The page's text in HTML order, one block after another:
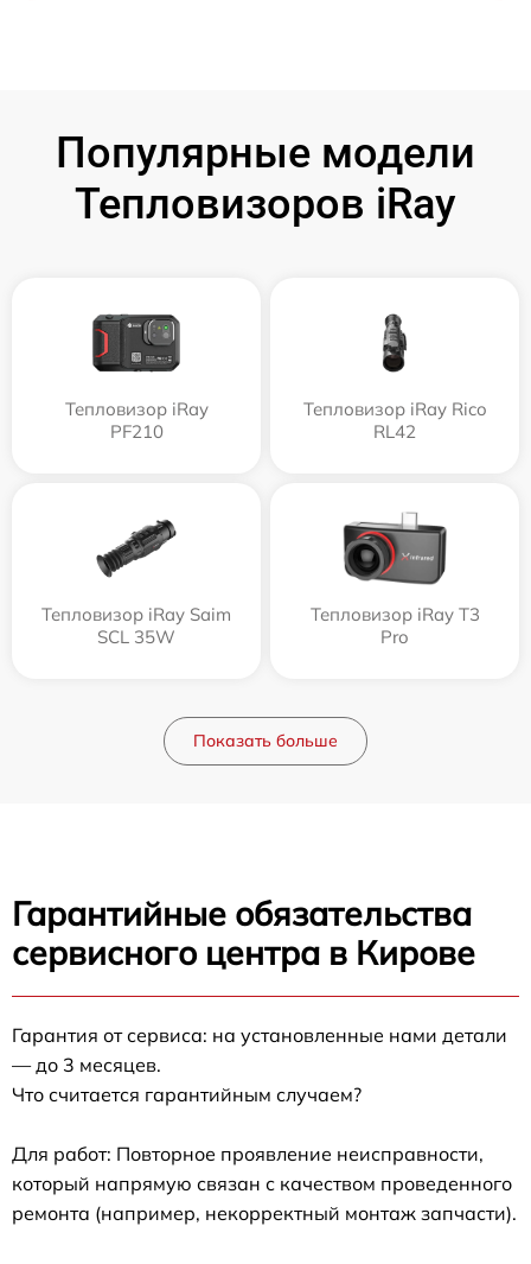
Популярные модели
Тепловизоров iRay
Тепловизор iRay
PF210
Тепловизор iRay Rico
RL42
Тепловизор iRay Saim
SCL 35W
Тепловизор iRay T3
Pro
Показать больше
Гарантийные обязательства
сервисного центра в Кирове
Гарантия от сервиса: на установленные нами детали
— до 3 месяцев.
Что считается гарантийным случаем?
Для работ: Повторное проявление неисправности,
который напрямую связан с качеством проведенного
ремонта (например, некорректный монтаж запчасти).